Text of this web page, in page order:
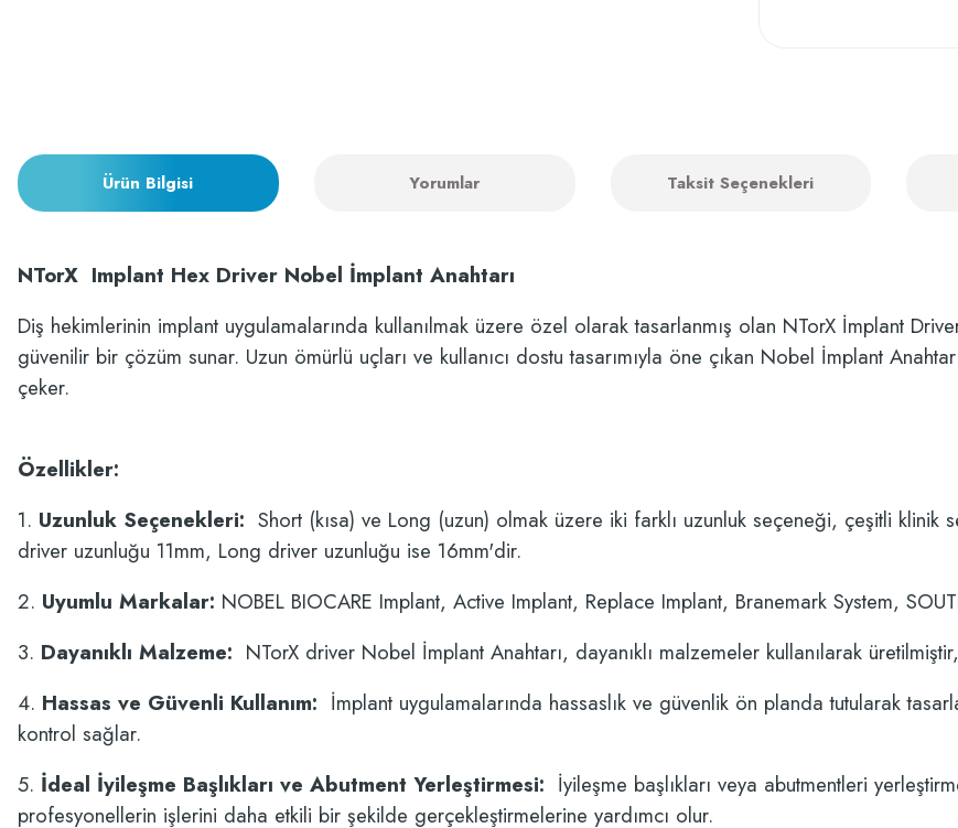
Ürün Bilgisi Yorumlar Taksit Seçenekleri
NTorX Implant Hex Driver Nobel İmplant Anahtarı
Diş hekimlerinin implant uygulamalarında kullanılmak üzere özel olarak tasarlanmış olan NTorX İmplant
güvenilir bir çözüm sunar. Uzun ömürlü uçları ve kullanıcı dostu tasarımıyla öne çıkan Nobel İmplant
çeker.
Özellikler:
1. Uzunluk Seçenekleri: Short (kısa) ve Long (uzun) olmak üzere iki farklı uzunluk seçeneği, çeşitli klinik
driver uzunluğu 11mm, Long driver uzunluğu ise 16mm'dir.
2. Uyumlu Markalar: NOBEL BIOCARE Implant, Active Implant, Replace Implant, Branemark System,
3. Dayanıklı Malzeme: NTorX driver Nobel İmplant Anahtarı, dayanıklı malzemeler kullanılarak
4. Hassas ve Güvenli Kullanım: İmplant uygulamalarında hassaslık ve güvenlik ön planda tutularak
kontrol sağlar.
5. İdeal İyileşme Başlıkları ve Abutment Yerleştirmesi: İyileşme başlıkları veya abutmentleri
profesyonellerin işlerini daha etkili bir şekilde gerçekleştirmelerine yardımcı olur.